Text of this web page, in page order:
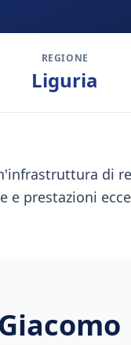
REGIONE
Liguria
di
e prestazioni